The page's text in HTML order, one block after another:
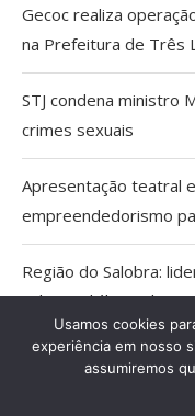
Gecoc realiza
na Prefeitura de Três
STJ condena ministro
crimes sexuais
Apresentação teatral
empreendedorismo
Região do Salobra:
cobram diálogo
Cientistas cassados
Usamos cookies
experiência em nosso
assumiremos